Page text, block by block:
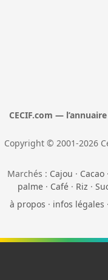
CECIF.com —
Copyright © 2001-2026
Marchés : Cajou · Cacao ·
palme· Café· Riz ·
à propos · infos légales ·